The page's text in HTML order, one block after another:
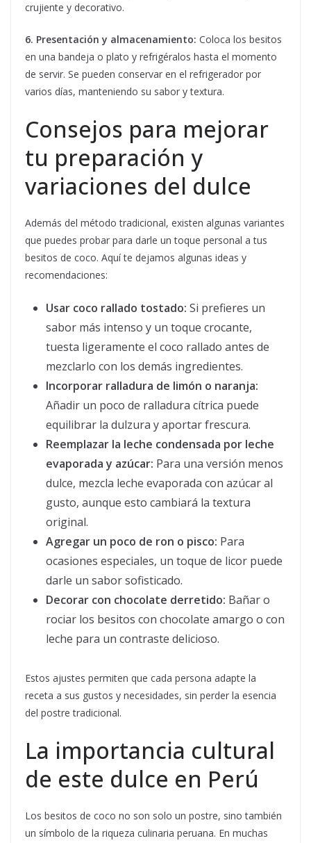
crujiente y decorativo.
6. Presentación y almacenamiento: Coloca los besitos
en una bandeja o plato y refrigéralos hasta el momento
de servir. Se pueden conservar en el refrigerador por
varios días, manteniendo su sabor y textura.
Consejos para mejorar
tu preparación y
variaciones del dulce
Además del método tradicional, existen algunas variantes
que puedes probar para darle un toque personal a tus
besitos de coco. Aquí te dejamos algunas ideas y
recomendaciones:
Usar coco rallado tostado: Si prefieres un
sabor más intenso y un toque crocante,
tuesta ligeramente el coco rallado antes de
mezclarlo con los demás ingredientes.
Incorporar ralladura de limón o naranja:
Añadir un poco de ralladura cítrica puede
equilibrar la dulzura y aportar frescura.
Reemplazar la leche condensada por leche
evaporada y azúcar: Para una versión menos
dulce, mezcla leche evaporada con azúcar al
gusto, aunque esto cambiará la textura
original.
Agregar un poco de ron o pisco: Para
ocasiones especiales, un toque de licor puede
darle un sabor sofisticado.
Decorar con chocolate derretido: Bañar o
rociar los besitos con chocolate amargo o con
leche para un contraste delicioso.
Estos ajustes permiten que cada persona adapte la
receta a sus gustos y necesidades, sin perder la esencia
del postre tradicional.
La importancia cultural
de este dulce en Perú
Los besitos de coco no son solo un postre, sino también
un símbolo de la riqueza culinaria peruana. En muchas